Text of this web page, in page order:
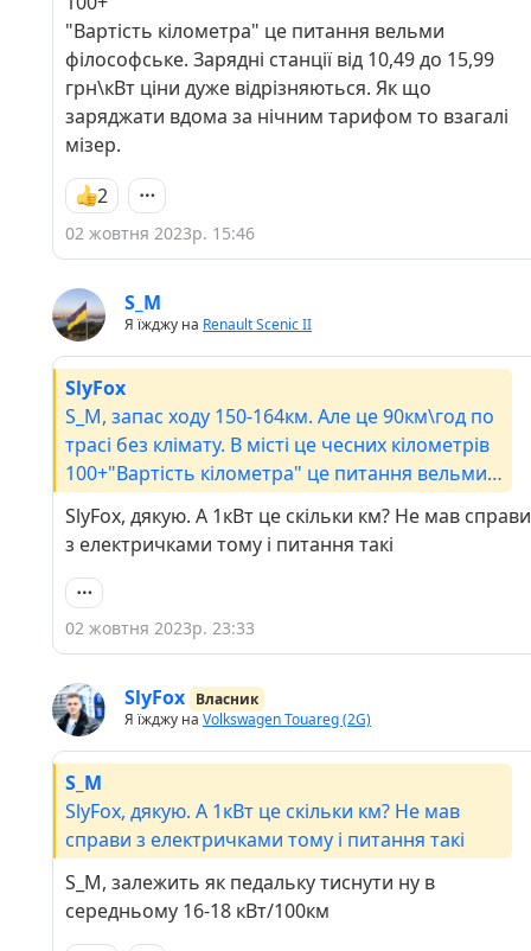
"Вартість кілометра" це питання вельми
філософське. Зарядні станції від 10,49 до 15,99
грн\кВт ціни дуже відрізняються. Як що
заряджати вдома за нічним тарифом то взагалі
мізер.
2
02 жовтня 2023р. 15:46
S_M
Я їжджу на Renault Scenic II
SlyFox
S_M, запас ходу 150-164км. Але це 90км\год по
трасі без клімату. В місті це чесних кілометрів
100+"Вартість кілометра" це питання вельми
філософське. Зарядні станції від 10,49 до 15,99
грн\кВт ціни дуже відрізняються. Як що
заряджати вдома за нічним тарифом то
взагалі мізер.
SlyFox, дякую. А 1кВт це скільки км? Не мав справи
з електричками тому і питання такі
02 жовтня 2023р. 23:33
SlyFox Власник
Я їжджу на Volkswagen Touareg (2G)
S_M
SlyFox, дякую. А 1кВт це скільки км? Не мав
справи з електричками тому і питання такі
S_M, залежить як педальку тиснути ну в
середньому 16-18 кВт/100км